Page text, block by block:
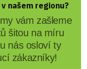
našem regionu?
vám zašleme
šitou na míru
nás osloví ty
zákazníky!